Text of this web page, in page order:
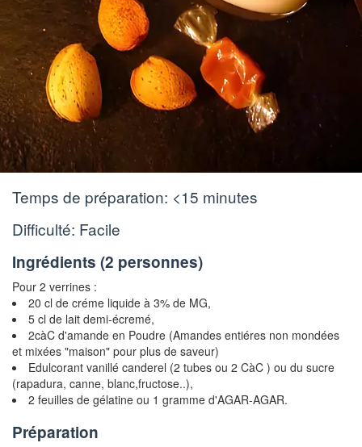
Temps de préparation: <15 minutes
Difficulté: Facile
Ingrédients (2 personnes)
Pour 2 verrines :
20 cl de créme liquide à 3% de MG,
5 cl de lait demi-écremé,
2càC d'amande en Poudre (Amandes entiéres non mondées
et mixées "maison" pour plus de saveur)
Edulcorant vanillé canderel (2 tubes ou 2 CàC ) ou du sucre
(rapadura, canne, blanc,fructose..),
2 feuilles de gélatine ou 1 gramme d'AGAR-AGAR.
Préparation